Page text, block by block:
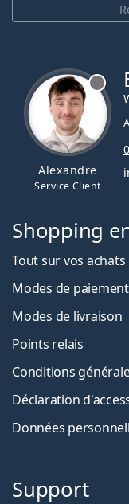
Alexandre
Service Client
Shopping
Tout sur vos achats
Modes de paiement
Modes de livraison
Points relais
Conditions
Déclaration
Données
Support